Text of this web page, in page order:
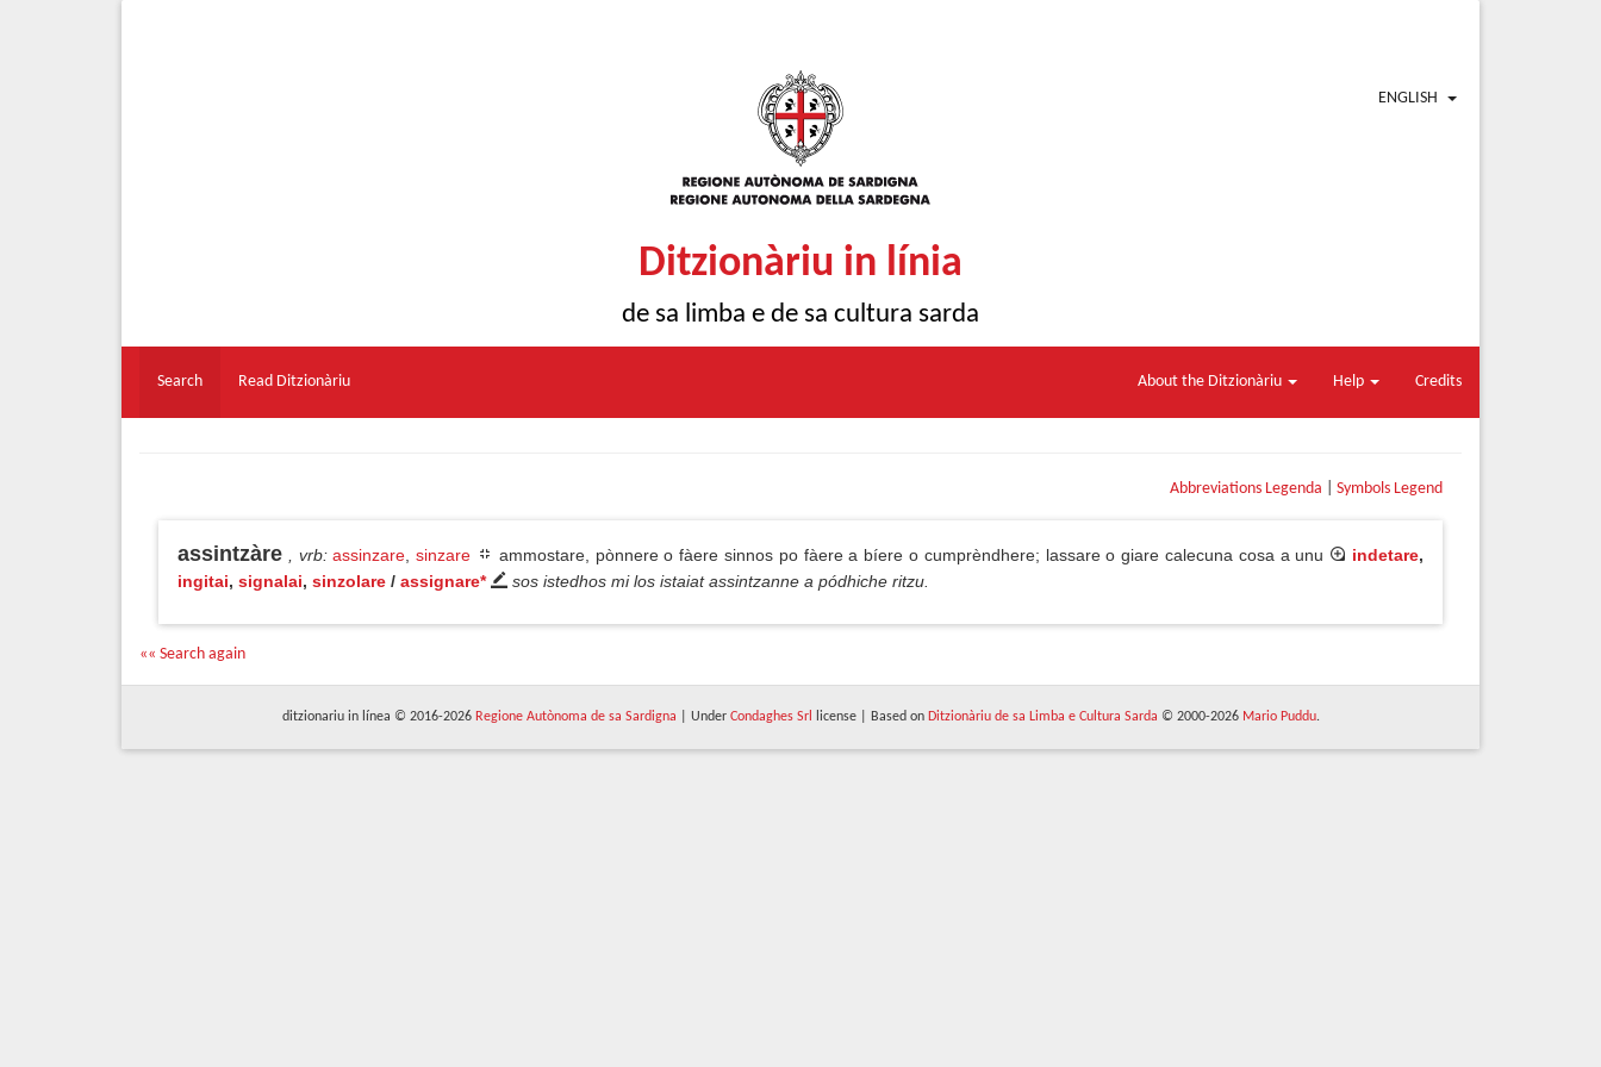
ENGLISH
Ditzionàriu in línia
de sa limba e de sa cultura sarda
Search Read Ditzionàriu About the Ditzionàriu Help Credits
Abbreviations Legenda Symbols Legend
assintzàre , vrb: assinzare ,sinzare ammostare, pònnere o fàere sinnos po fàere a bíere o cumprèndhere; lassare o giare calecuna cosa a unu indetare,
ingitai, signalai, sinzolare / assignare* sos istedhos mi los istaiat assintzanne a pódhiche ritzu.
«« Search again
ditzionariu in línea © 2016-2026 Regione Autònoma de sa Sardigna | Under Condaghes Srl license | Based on Ditzionàriu de sa Limba e Cultura Sarda © 2000-2026 Mario Puddu.